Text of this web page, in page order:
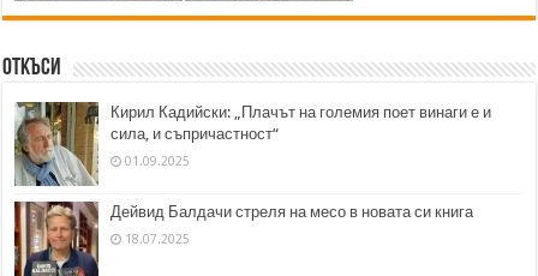
Откъси
Кирил Кадийски: „Плачът на големия поет винаги е и
сила, и съпричастност“
01.09.2025
Дейвид Балдачи стреля на месо в новата си книга
18.07.2025